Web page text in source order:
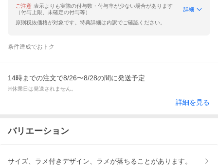
ご注意 表示よりも実際の付与数・付与率が少ない場合があります
（付与上限、未確定の付与等）
詳細
原則税抜価格が対象です。特典詳細は内訳でご確認ください。
条件達成でおトク
14時までの注文で8/26〜8/28の間に発送予定
※休業日は発送されません。
詳細を見る
バリエーション
サイズ、ラメ付きデザイン、ラメが落ちることがあります。